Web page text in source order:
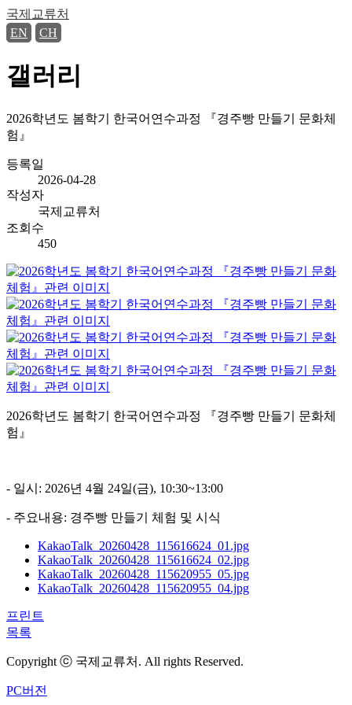
국제교류처
EN
CH
갤러리
2026학년도 봄학기 한국어연수과정 『경주빵 만들기 문화체
험』
등록일
2026-04-28
작성자
국제교류처
조회수
450
2026학년도 봄학기 한국어연수과정 『경주빵 만들기 문화체
험』
- 일시: 2026년 4월 24일(금), 10:30~13:00
- 주요내용: 경주빵 만들기 체험 및 시식
KakaoTalk_20260428_115616624_01.jpg
KakaoTalk_20260428_115616624_02.jpg
KakaoTalk_20260428_115620955_05.jpg
KakaoTalk_20260428_115620955_04.jpg
프린트
목록
Copyright ⓒ 국제교류처. All rights Reserved.
PC버전